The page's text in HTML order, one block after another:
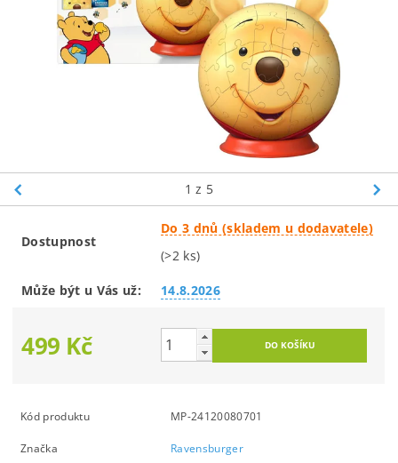
1 z 5
Dostupnost
Do 3 dnů (skladem u dodavatele)
(>2 ks)
Může být u Vás už: 14.8.2026
499 Kč
Kód produktu MP-24120080701
Značka Ravensburger